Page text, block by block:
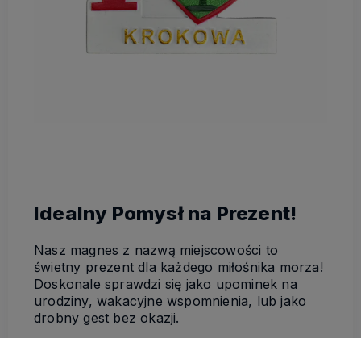
Idealny Pomysł na Prezent!
Nasz magnes z nazwą miejscowości to
świetny prezent dla każdego miłośnika morza!
Doskonale sprawdzi się jako upominek na
urodziny, wakacyjne wspomnienia, lub jako
drobny gest bez okazji.